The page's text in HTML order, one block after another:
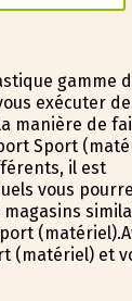
gamme
exécuter
manière de
Sport
il est
vous
(matériel) et